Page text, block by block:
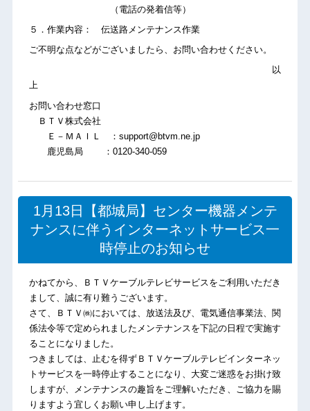
（電話の発着信等）
５．作業内容： 伝送路メンテナンス作業
ご不明な点などがございましたら、お問い合わせください。
以
上
お問い合わせ窓口
ＢＴＶ株式会社
Ｅ－ＭＡＩＬ ：support@btvm.ne.jp
鹿児島局 ：0120-340-059
1月13日【都城局】センター機器メンテ
ナンスに伴うインターネットサービス一
時停止のお知らせ
かねてから、ＢＴＶケーブルテレビサービスをご利用いただき
まして、誠に有り難うございます。
さて、ＢＴＶ㈱においては、放送法及び、電気通信事業法、関
係法令等で定められましたメンテナンスを下記の日程で実施す
ることになりました。
つきましては、止むを得ずＢＴＶケーブルテレビインターネッ
トサービスを一時停止することになり、大変ご迷惑をお掛け致
しますが、メンテナンスの趣旨をご理解いただき、ご協力を賜
りますよう宜しくお願い申し上げます。